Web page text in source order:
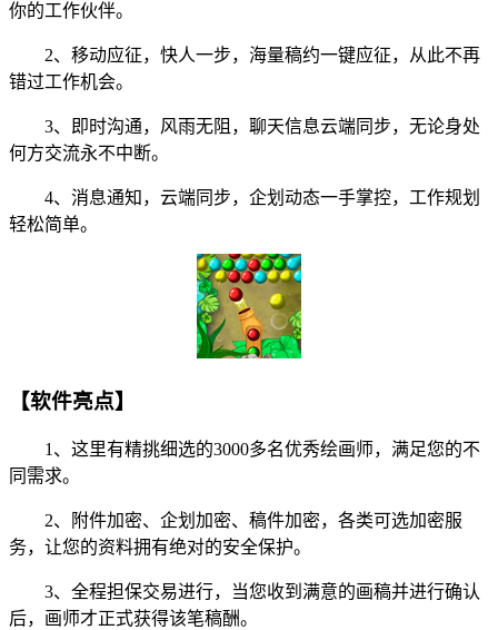
你的工作伙伴。
2、移动应征，快人一步，海量稿约一键应征，从此不再
错过工作机会。
3、即时沟通，风雨无阻，聊天信息云端同步，无论身处
何方交流永不中断。
4、消息通知，云端同步，企划动态一手掌控，工作规划
轻松简单。
【软件亮点】
1、这里有精挑细选的3000多名优秀绘画师，满足您的不
同需求。
2、附件加密、企划加密、稿件加密，各类可选加密服
务，让您的资料拥有绝对的安全保护。
3、全程担保交易进行，当您收到满意的画稿并进行确认
后，画师才正式获得该笔稿酬。